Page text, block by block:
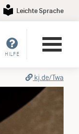
Leichte Sprache
HILFE
kj.de/Twa